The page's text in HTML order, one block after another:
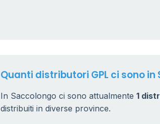
Quanti distributori GPL ci sono in
In Saccolongo ci sono attualmente 1
distribuiti in diverse province.